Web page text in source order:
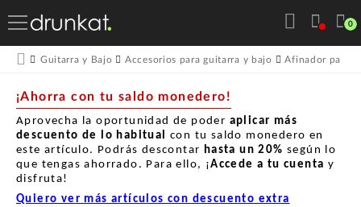
0
Guitarra y Bajo Accesorios para guitarra y bajo Afinador para
¡Ahorra con tu saldo monedero!
Aprovecha la oportunidad de poder aplicar más
descuento de lo habitual con tu saldo monedero en
este artículo. Podrás descontar hasta un 20% según lo
que tengas ahorrado. Para ello, ¡Accede a tu cuenta y
disfruta!
Quiero ver más artículos con descuento extra